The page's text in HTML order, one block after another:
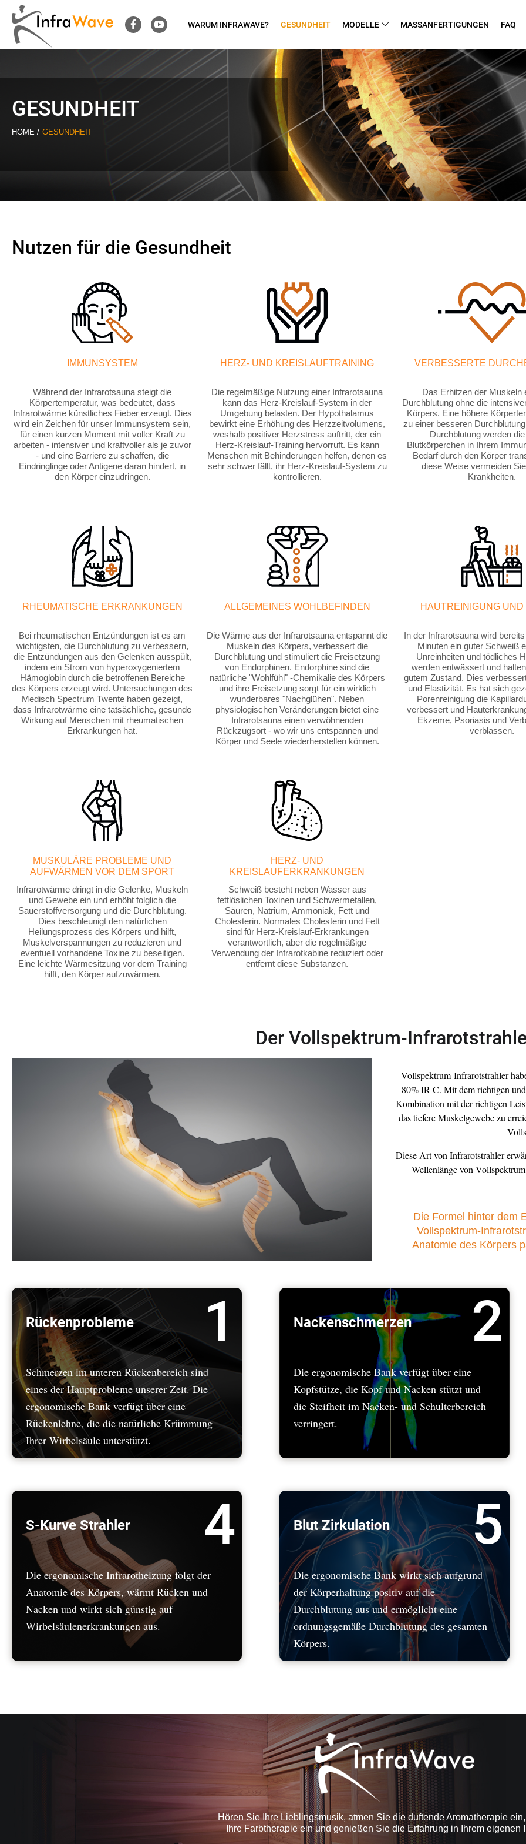
WARUM INFRAWAVE? GESUNDHEIT MODELLE MASSANFERTIGUNGEN FAQ
GESUNDHEIT
HOME GESUNDHEIT
Nutzen für die Gesundheit
IMMUNSYSTEM
Während der Infrarotsauna steigt die
Körpertemperatur, was bedeutet, dass
Infrarotwärme künstliches Fieber erzeugt. Dies
wird ein Zeichen für unser Immunsystem sein,
für einen kurzen Moment mit voller Kraft zu
arbeiten - intensiver und kraftvoller als je zuvor
- und eine Barriere zu schaffen, die
Eindringlinge oder Antigene daran hindert, in
den Körper einzudringen.
HERZ- UND KREISLAUFTRAINING
Die regelmäßige Nutzung einer Infrarotsauna
kann das Herz-Kreislauf-System in der
Umgebung belasten. Der Hypothalamus
bewirkt eine Erhöhung des Herzzeitvolumens,
weshalb positiver Herzstress auftritt, der ein
Herz-Kreislauf-Training hervorruft. Es kann
Menschen mit Behinderungen helfen, denen es
sehr schwer fällt, ihr Herz-Kreislauf-System zu
kontrollieren.
VERBESSERTE
Das Erhitzen der Muskeln
Durchblutung ohne die
Körpers. Eine höhere
zu einer besseren
Durchblutung werden
Blutkörperchen in Ihrem
Bedarf durch den Körper
diese Weise vermeiden
Krankheiten.
RHEUMATISCHE ERKRANKUNGEN
Bei rheumatischen Entzündungen ist es am
wichtigsten, die Durchblutung zu verbessern,
die Entzündungen aus den Gelenken ausspült,
indem ein Strom von hyperoxygeniertem
Hämoglobin durch die betroffenen Bereiche
des Körpers erzeugt wird. Untersuchungen des
Medisch Spectrum Twente haben gezeigt,
dass Infrarotwärme eine tatsächliche, gesunde
Wirkung auf Menschen mit rheumatischen
Erkrankungen hat.
ALLGEMEINES WOHLBEFINDEN
Die Wärme aus der Infrarotsauna entspannt die
Muskeln des Körpers, verbessert die
Durchblutung und stimuliert die Freisetzung
von Endorphinen. Endorphine sind die
natürliche "Wohlfühl" -Chemikalie des Körpers
und ihre Freisetzung sorgt für ein wirklich
wunderbares "Nachglühen". Neben
physiologischen Veränderungen bietet eine
Infrarotsauna einen verwöhnenden
Rückzugsort - wo wir uns entspannen und
Körper und Seele wiederherstellen können.
HAUTREINIGUNG
In der Infrarotsauna wird
Minuten ein guter Schweiß
Unreinheiten und tödliches
werden entwässert und
gutem Zustand. Dies
und Elastizität. Es hat sich
Porenreinigung die
verbessert und
Ekzeme, Psoriasis und
verblassen.
MUSKULÄRE PROBLEME UND
AUFWÄRMEN VOR DEM SPORT
Infrarotwärme dringt in die Gelenke, Muskeln
und Gewebe ein und erhöht folglich die
Sauerstoffversorgung und die Durchblutung.
Dies beschleunigt den natürlichen
Heilungsprozess des Körpers und hilft,
Muskelverspannungen zu reduzieren und
eventuell vorhandene Toxine zu beseitigen.
Eine leichte Wärmesitzung vor dem Training
hilft, den Körper aufzuwärmen.
HERZ- UND
KREISLAUFERKRANKUNGEN
Schweiß besteht neben Wasser aus
fettlöslichen Toxinen und Schwermetallen,
Säuren, Natrium, Ammoniak, Fett und
Cholesterin. Normales Cholesterin und Fett
sind für Herz-Kreislauf-Erkrankungen
verantwortlich, aber die regelmäßige
Verwendung der Infrarotkabine reduziert oder
entfernt diese Substanzen.
Der Vollspektrum-
Vollspektrum-Infrarotstrahler
80% IR-C. Mit dem richtigen
Kombination mit der richtigen
das tiefere Muskelgewebe zu
Diese Art von Infrarotstrahler
Wellenlänge von
Die Formel hinter dem
Vollspektrum-
Anatomie des Körpers
1
Rückenprobleme
Schmerzen im unteren Rückenbereich sind
eines der Hauptprobleme unserer Zeit. Die
ergonomische Bank verfügt über eine
Rückenlehne, die die natürliche Krümmung
Ihrer Wirbelsäule unterstützt.
2
Nackenschmerzen
Die ergonomische Bank verfügt über eine
Kopfstütze, die Kopf und Nacken stützt und
die Steifheit im Nacken- und Schulterbereich
verringert.
4
S-Kurve Strahler
Die ergonomische Infrarotheizung folgt der
Anatomie des Körpers, wärmt Rücken und
Nacken und wirkt sich günstig auf
Wirbelsäulenerkrankungen aus.
5
Blut Zirkulation
Die ergonomische Bank wirkt sich aufgrund
der Körperhaltung positiv auf die
Durchblutung aus und ermöglicht eine
ordnungsgemäße Durchblutung des gesamten
Körpers.
Hören Sie Ihre Lieblingsmusik, atmen Sie die duftende Aromatherapie
Ihre Farbtherapie ein und genießen Sie die Erfahrung in Ihrem eigenen